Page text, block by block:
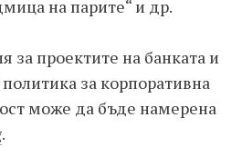
на парите“ и др.
проектите на банката и
за корпоративна
може да бъде намерена
.